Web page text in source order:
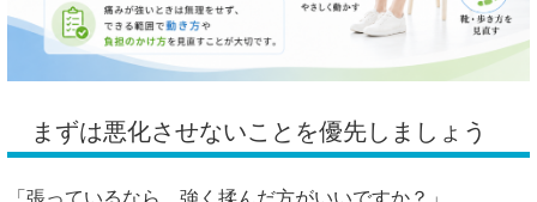
まずは悪化させないことを優先しましょう
「張っているなら、強く揉んだ方がいいですか？」